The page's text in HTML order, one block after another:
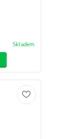
Skladem